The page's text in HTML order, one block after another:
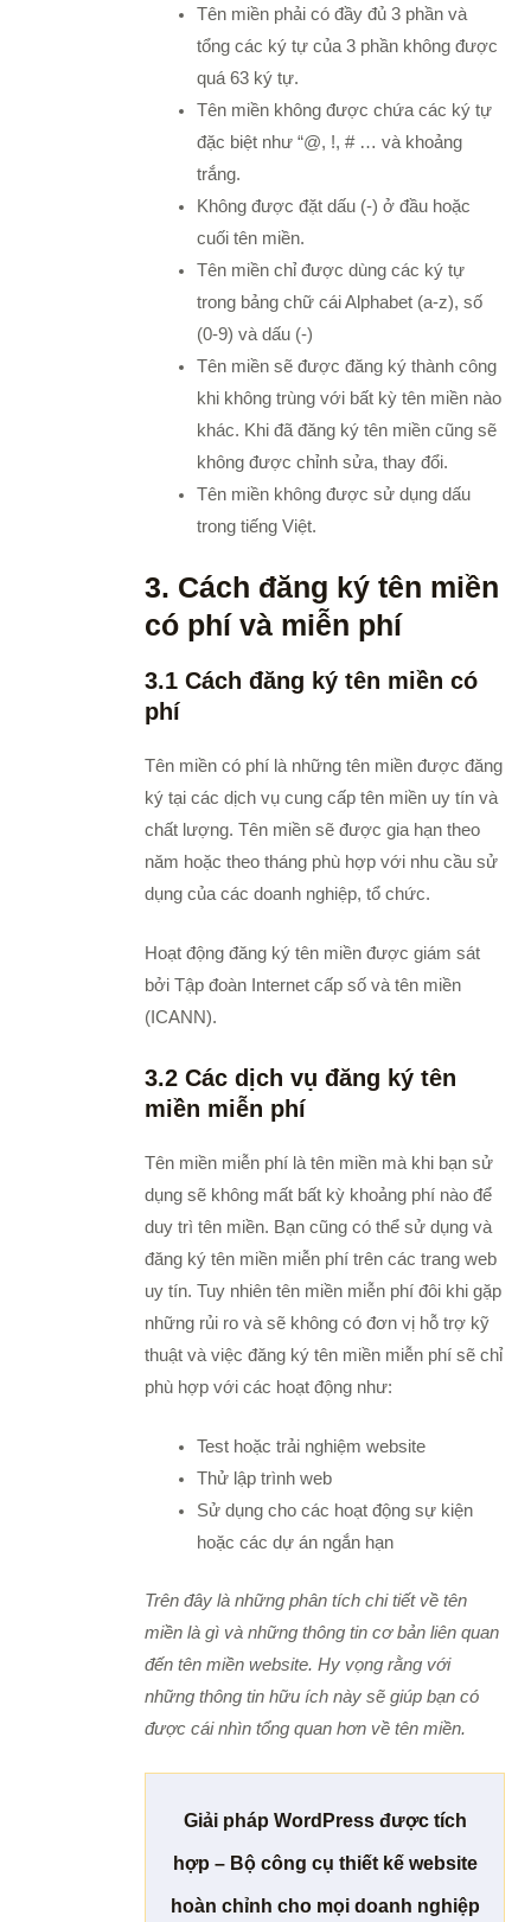
Tên miền phải có đầy đủ 3 phần và
tổng các ký tự của 3 phần không được
quá 63 ký tự.
Tên miền không được chứa các ký tự
đặc biệt như “@, !, # … và khoảng
trắng.
Không được đặt dấu (-) ở đầu hoặc
cuối tên miền.
Tên miền chỉ được dùng các ký tự
trong bảng chữ cái Alphabet (a-z), số
(0-9) và dấu (-)
Tên miền sẽ được đăng ký thành công
khi không trùng với bất kỳ tên miền nào
khác. Khi đã đăng ký tên miền cũng sẽ
không được chỉnh sửa, thay đổi.
Tên miền không được sử dụng dấu
trong tiếng Việt.
3. Cách đăng ký tên miền
có phí và miễn phí
3.1 Cách đăng ký tên miền có
phí
Tên miền có phí là những tên miền được đăng
ký tại các dịch vụ cung cấp tên miền uy tín và
chất lượng.Tên miền sẽ được gia hạn theo
năm hoặc theo tháng phù hợp với nhu cầu sử
dụng của các doanh nghiệp, tổ chức.
Hoạt động đăng ký tên miền được giám sát
bởi Tập đoàn Internet cấp số và tên miền
(ICANN).
3.2 Các dịch vụ đăng ký tên
miền miễn phí
Tên miền miễn phí là tên miền mà khi bạn sử
dụng sẽ không mất bất kỳ khoảng phí nào để
duy trì tên miền. Bạn cũng có thể sử dụng và
đăng ký tên miền miễn phí trên các trang web
uy tín. Tuy nhiên tên miền miễn phí đôi khi gặp
những rủi ro và sẽ không có đơn vị hỗ trợ kỹ
thuật và việc đăng ký tên miền miễn phí sẽ chỉ
phù hợp với các hoạt động như:
Test hoặc trải nghiệm website
Thử lập trình web
Sử dụng cho các hoạt động sự kiện
hoặc các dự án ngắn hạn
Trên đây là những phân tích chi tiết về tên
miền là gì và những thông tin cơ bản liên quan
đến tên miền website. Hy vọng rằng với
những thông tin hữu ích này sẽ giúp bạn có
được cái nhìn tổng quan hơn về tên miền.
Giải pháp WordPress được tích
hợp – Bộ công cụ thiết kế website
hoàn chỉnh cho mọi doanh nghiệp